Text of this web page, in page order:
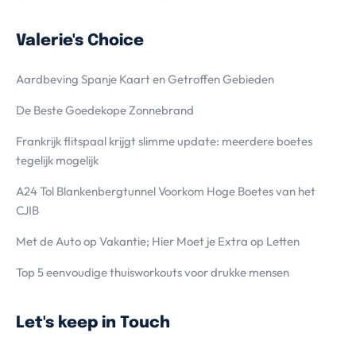
Valerie's Choice
Aardbeving Spanje Kaart en Getroffen Gebieden
De Beste Goedekope Zonnebrand
Frankrijk flitspaal krijgt slimme update: meerdere boetes
tegelijk mogelijk
A24 Tol Blankenbergtunnel Voorkom Hoge Boetes van het
CJIB
Met de Auto op Vakantie; Hier Moet je Extra op Letten
Top 5 eenvoudige thuisworkouts voor drukke mensen
Let's keep in Touch